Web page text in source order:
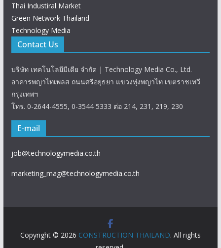
Thai Industiral Market
Green Network Thailand
Technology Media
Contact Us
บริษัท เทคโนโลยีมีเดีย จำกัด | Technology Media Co., Ltd.
อาคารพญาไทเพลส ถนนศรีอยุธยา แขวงทุ่งพญาไท เขตราชเทวี
กรุงเทพฯ
โทร. 0-2644-4555, 0-3544 5333 ต่อ 214, 231, 219, 230
E-mail
job@technologymedia.co.th
marketing_mag@technologymedia.co.th
Copyright © 2026 CONSTRUCTION THAILAND. All rights